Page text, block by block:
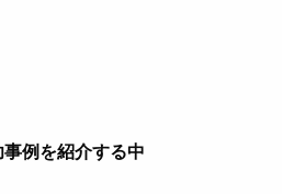
例を紹介する中